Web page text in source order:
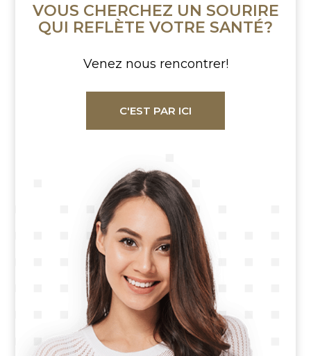
VOUS CHERCHEZ UN SOURIRE
QUI REFLÈTE VOTRE SANTÉ?
Venez nous rencontrer!
C'EST PAR ICI